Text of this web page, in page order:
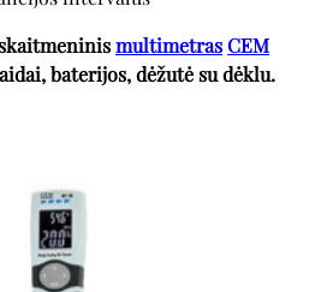
multimetrasCEM
baterijos, dėžutė su dėklu.